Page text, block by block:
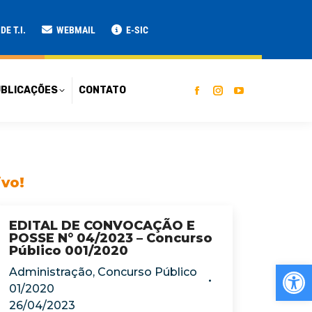
T.I. WEBMAIL E-SIC
CONTATO
EDITAL DE CONVOCAÇÃO E
POSSE N° 04/2023 – Concurso
Público 001/2020
Administração, Concurso Público
01/2020
26/04/2023